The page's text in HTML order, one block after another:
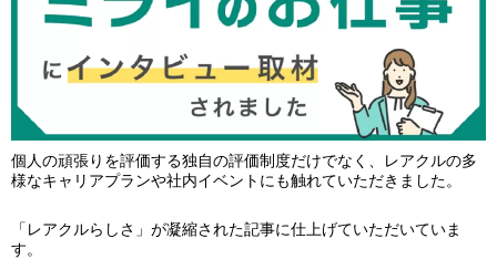
個人の頑張りを評価する独自の評価制度だけでなく、レアクルの多
様なキャリアプランや社内イベントにも触れていただきました。
「レアクルらしさ」が凝縮された記事に仕上げていただいていま
す。